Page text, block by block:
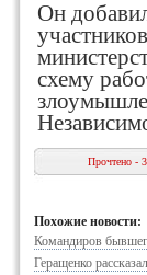
Он
схему
Прочтено -
Похожие новости:
Командиров
Геращенко